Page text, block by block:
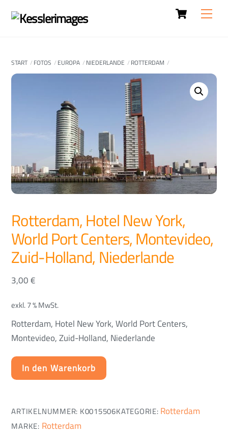
Cart
START FOTOS EUROPA NIEDERLANDE ROTTERDAM
Rotterdam, Hotel New York,
World Port Centers, Montevideo,
Zuid-Holland, Niederlande
3,00€
exkl. 7 % MwSt.
Rotterdam, Hotel New York, World Port Centers,
Montevideo, Zuid-Holland, Niederlande
In den Warenkorb
ARTIKELNUMMER: K0015506KATEGORIE: Rotterdam
MARKE: Rotterdam